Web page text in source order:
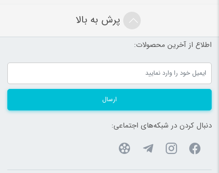
پرش به بالا
اطلاع از آخرین محصولات:
ارسال
دنبال کردن در شبکه‌های اجتماعی: